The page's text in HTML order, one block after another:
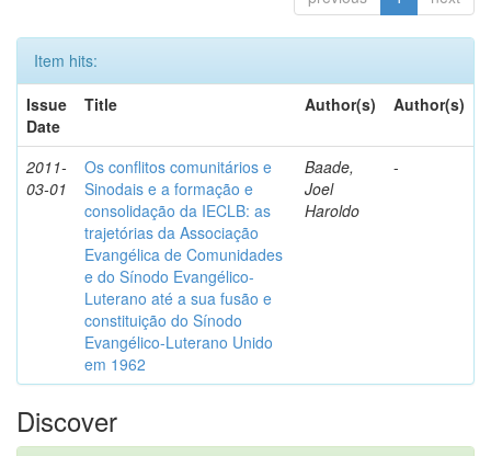
Item hits:
Issue
Date
Title Author(s) Author(s)
2011-
03-01
Os conflitos comunitários e
Sinodais e a formação e
consolidação da IECLB: as
trajetórias da Associação
Evangélica de Comunidades
e do Sínodo Evangélico-
Luterano até a sua fusão e
constituição do Sínodo
Evangélico-Luterano Unido
em 1962
Baade,
Joel
Haroldo
-
Discover